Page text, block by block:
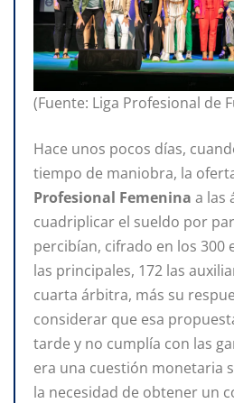
(Fuente: Liga Profesional de
Hace unos pocos días,
tiempo de maniobra, la
Profesional Femenina a las
cuadriplicar el sueldo por
percibían, cifrado en los 300
las principales, 172 las
cuarta árbitra, más su
considerar que esa
tarde y no cumplía con las
era una cuestión monetaria
la necesidad de obtener un